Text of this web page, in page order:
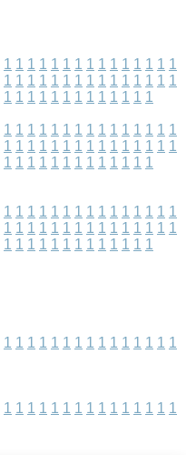
1 1 1 1 1 1 1 1 1 1 1 1 1 1 1
1 1 1 1 1 1 1 1 1 1 1 1 1 1 1
1 1 1 1 1 1 1 1 1 1 1 1 1
1 1 1 1 1 1 1 1 1 1 1 1 1 1 1
1 1 1 1 1 1 1 1 1 1 1 1 1 1 1
1 1 1 1 1 1 1 1 1 1 1 1 1
1 1 1 1 1 1 1 1 1 1 1 1 1 1 1
1 1 1 1 1 1 1 1 1 1 1 1 1 1 1
1 1 1 1 1 1 1 1 1 1 1 1 1
1 1 1 1 1 1 1 1 1 1 1 1 1 1 1
1 1 1 1 1 1 1 1 1 1 1 1 1 1 1